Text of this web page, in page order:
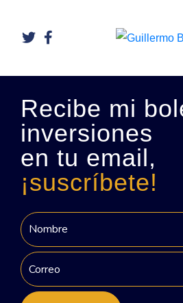
Recibe mi
inversiones
en tu email,
¡suscríbete!